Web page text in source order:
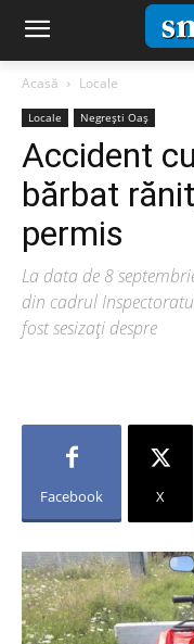
Acasă Locale
Locale Negrești Oaș
Accident
bărbat
permis
La data de 8
din cadrul
fost sesizați despre
Facebook X